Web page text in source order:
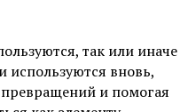
так или иначе
используются вновь,
и помогая